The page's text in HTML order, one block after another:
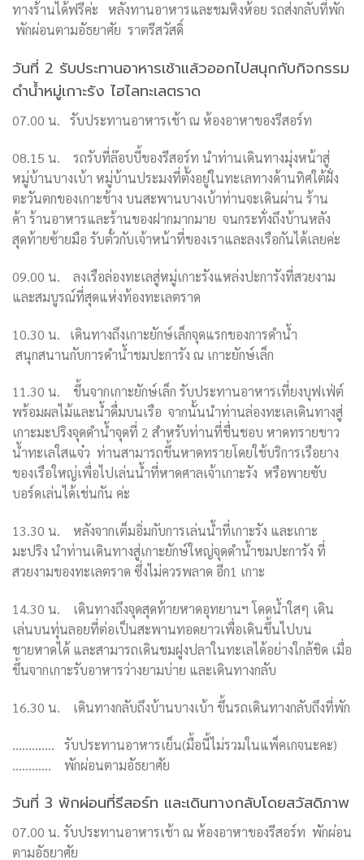
ทางร้านได้ฟรีค่ะ หลังทานอาหารและชมหิงห้อย รถส่งกลับที่พัก
พักผ่อนตามอัธยาศัย ราตรีสวัสดิ์
วันที่ 2 รับประทานอาหารเช้าแล้วออกไปสนุกกับกิจกรรม
ดำน้ำหมู่เกาะรัง ไฮไลทะเลตราด
07.00 น. รับประทานอาหารเช้า ณ ห้องอาหาของรีสอร์ท
08.15 น.
รถรับที่ล๊อบบี้ของรีสอร์ท นำท่านเดินทางมุ่งหน้าสู่
หมู่บ้านบางเบ้า หมู่บ้านประมงที่ตั้งอยู่ในทะเลทางด้านทิศใต้ฝั่ง
ตะวันตกของเกาะช้าง บนสะพานบางเบ้าท่านจะเดินผ่าน ร้าน
ค้า ร้านอาหารและร้านของฝากมากมาย จนกระทั่งถึงบ้านหลัง
สุดท้ายซ้ายมือ รับตั๋วกับเจ้าหน้าที่ของเราและลงเรือกันได้เลยค่ะ
09.00 น.
ลงเรือล่องทะเลสู่หมู่เกาะรังแหล่งปะการังที่สวยงาม
และสมบูรณ์ที่สุดแห่งท้องทะเลตราด
10.30 น.
เดินทางถึงเกาะยักษ์เล็กจุดแรกของการดำน้ำ
สนุกสนานกับการดำน้ำชมปะการัง ณ เกาะยักษ์เล็ก
11.30 น.
ขึ้นจากเกาะยักษ์เล็ก รับประทานอาหารเที่ยงบุฟเฟ่ต์
พร้อมผลไม้และน้ำดื่มบนเรือ จากนั้นนำท่านล่องทะเลเดินทางสู่
เกาะมะปริงจุดดำน้ำจุดที่ 2 สำหรับท่านที่ชื่นชอบ หาดทรายขาว
น้ำทะเลใสแจ๋ว ท่านสามารถขึ้นหาดทรายโดยใช้บริการเรือยาง
ของเรือใหญ่เพื่อไปเล่นน้ำที่หาดศาลเจ้าเกาะรัง หรือพายซับ
บอร์ดเล่นได้เช่นกัน ค่ะ
13.30 น.
หลังจากเต็มอิ่มกับการเล่นน้ำที่เกาะรัง และเกาะ
มะปริง นำท่านเดินทางสู่เกาะยักษ์ใหญ่จุดดำน้ำชมปะการัง ที่
สวยงามของทะเลตราด ซึ่งไม่ควรพลาด อีก1 เกาะ
14.30 น. เดินทางถึงจุดสุดท้ายหาดอุทยานฯ โดดน้ำใสๆ เดิน
เล่นบนทุ่นลอยที่ต่อเป็นสะพานทอดยาวเพื่อเดินขึ้นไปบน
ชายหาดได้ และสามารถเดินชมฝูงปลาในทะเลได้อย่างใกล้ชิด เมื่อ
ขึ้นจากเกาะรับอาหารว่างยามบ่าย และเดินทางกลับ
16.30 น. เดินทางกลับถึงบ้านบางเบ้า ขึ้นรถเดินทางกลับถึงที่พัก
…………. รับประทานอาหารเย็น(มื้อนี้ไม่รวมในแพ็คเกจนะคะ)
…………
พักผ่อนตามอัธยาศัย
วันที่ 3 พักผ่อนที่รีสอร์ท และเดินทางกลับโดยสวัสดิภาพ
07.00 น. รับประทานอาหารเช้า ณ ห้องอาหาของรีสอร์ท พักผ่อน
ตามอัธยาศัย